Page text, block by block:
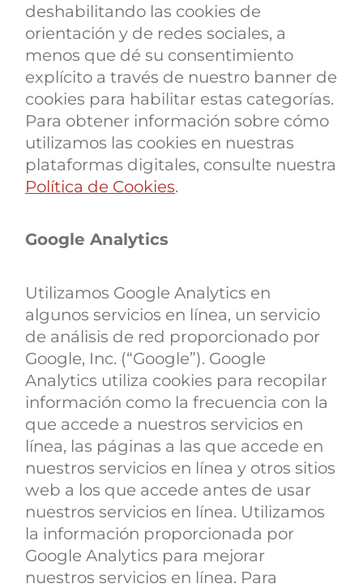
deshabilitando las cookies de
orientación y de redes sociales, a
menos que dé su consentimiento
explícito a través de nuestro banner de
cookies para habilitar estas categorías.
Para obtener información sobre cómo
utilizamos las cookies en nuestras
plataformas digitales, consulte nuestra
Política de Cookies.
Google Analytics
Utilizamos Google Analytics en
algunos servicios en línea, un servicio
de análisis de red proporcionado por
Google, Inc. (“Google”). Google
Analytics utiliza cookies para recopilar
información como la frecuencia con la
que accede a nuestros servicios en
línea, las páginas a las que accede en
nuestros servicios en línea y otros sitios
web a los que accede antes de usar
nuestros servicios en línea. Utilizamos
la información proporcionada por
Google Analytics para mejorar
nuestros servicios en línea. Para